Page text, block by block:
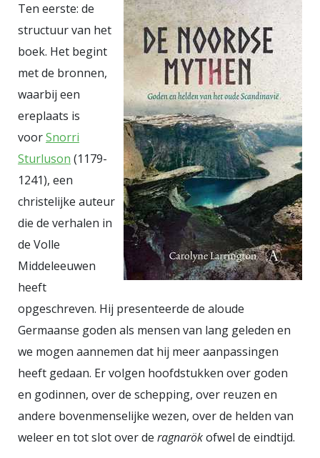
and Pandelis Sotiriades - The
Abduction of Europe (2012) Van
dezelfde Griekse kunstenaars
staat een Europa op een stier voor
het Europees Parlement in
Straatsburg. Het verhaal gaat dus
over een of ander mythologisch
wezen dat slachtoffer is van een
ander mythologisch figuur. Het is
wel eigenaardig dat het drama
regelmatig wordt verbonden met
het Europa dat we kennen als een
poging een vreedzame eenheid te
vormen. Europa doet er wellicht
verstandig aan zich te ontdoen van
zich oppermachtig wanende
stieren. In Den Bosch: Marius van
Beek (1921 - 2003) - Europa laat
zich niet ontvoeren (1979) Prettige
zondag verder.
Ten eerste: de
structuur van het
boek. Het begint
met de bronnen,
waarbij een
ereplaats is
voorSnorri
Sturluson (1179-
1241), een
christelijke auteur
die de verhalen in
de Volle
Middeleeuwen
heeft
opgeschreven. Hij presenteerde de aloude
Germaanse goden als mensen van lang geleden en
we mogen aannemen dat hij meer aanpassingen
heeft gedaan. Er volgen hoofdstukken over goden
en godinnen, over de schepping, over reuzen en
andere bovenmenselijke wezen, over de helden van
weleer en tot slot over de ragnarökofwel de eindtijd.